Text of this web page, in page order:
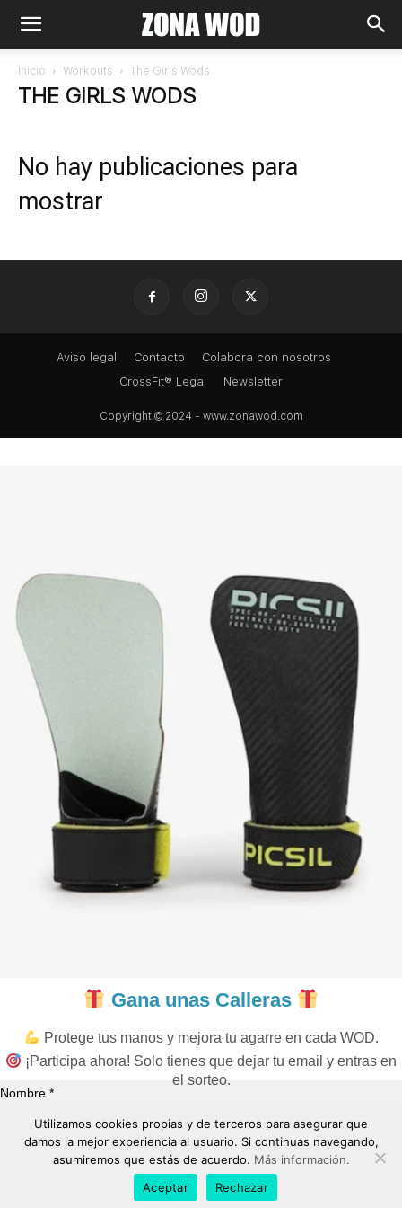
Inicio Workouts The Girls Wods
THE GIRLS WODS
No hay publicaciones para
mostrar
Aviso legal Contacto
Colabora con nosotros
CrossFit® Legal
Newsletter
Copyright © 2024 - www.zonawod.com
Gana unas Calleras
Protege tus manos y mejora tu agarre en cada WOD.
¡Participa ahora! Solo tienes que dejar tu email y entras en
el sorteo.
Nombre *
Correo Electrónico *
"Sí, quiero ganarlas"
Utilizamos cookies propias y de terceros para asegurar que
damos la mejor experiencia al usuario. Si continuas navegando,
asumiremos que estás de acuerdo. Más información.
Aceptar
Rechazar